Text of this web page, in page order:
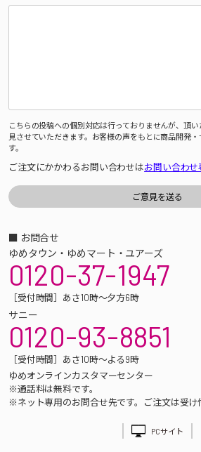
こちらの投稿への個別対応は行っておりませんが、頂
見させていただきます。お客様の声をもとに商品開発
す。
ご注文にかかわるお問い合わせはお問い合わ
■ お問合せ
ゆめタウン・ゆめマート・ユアーズ
0120-37-1947
［受付時間］あさ10時～夕方6時
サニー
0120-93-8851
［受付時間］あさ10時～よる9時
ゆめオンラインカスタマーセンター
※通話料は無料です。
※ネット専用のお問合せ先です。ご注文は受け
PCサイト